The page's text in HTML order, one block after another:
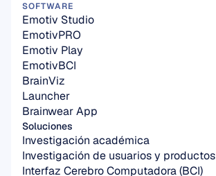
Soluciones
Investigación académica
Investigación de usuarios y productos
Interfaz Cerebro Computadora (BCI)
SOFTWARE
Emotiv Studio
EmotivPRO
Emotiv Play
EmotivBCI
BrainViz
Launcher
Brainwear App